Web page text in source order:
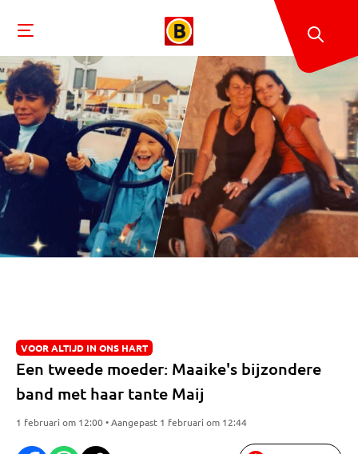
VOOR ALTIJD IN ONS HART
Een tweede moeder: Maaike's bijzondere
band met haar tante Maij
1 februari om 12:00 • Aangepast 1 februari om 12:44